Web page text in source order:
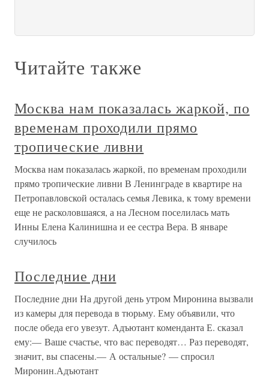
Читайте также
Москва нам показалась жаркой, по
временам проходили прямо
тропические ливни
Москва нам показалась жаркой, по временам проходили
прямо тропические ливни В Ленинграде в квартире на
Петропавловской осталась семья Левика, к тому времени
еще не расколовшаяся, а на Лесном поселилась мать
Инны Елена Калинишна и ее сестра Вера. В январе
случилось
Последние дни
Последние дни На другой день утром Миронина вызвали
из камеры для перевода в тюрьму. Ему объявили, что
после обеда его увезут. Адъютант коменданта Е. сказал
ему:— Ваше счастье, что вас переводят… Раз переводят,
значит, вы спасены.— А остальные? — спросил
Миронин.Адъютант